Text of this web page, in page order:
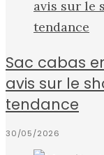
Sac cabas
avis sur le
tendance
30/05/2026